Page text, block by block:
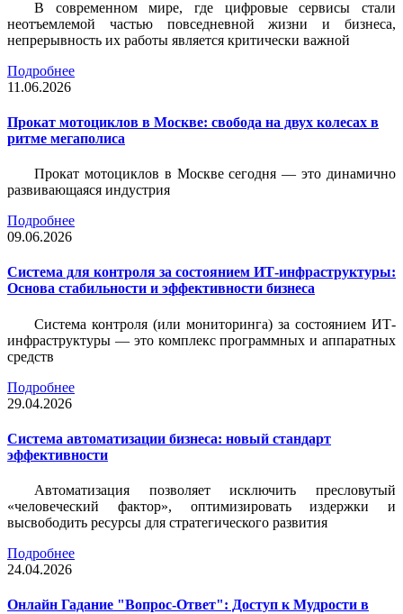
В современном мире, где цифровые сервисы стали
неотъемлемой частью повседневной жизни и бизнеса,
непрерывность их работы является критически важной
Подробнее
11.06.2026
Прокат мотоциклов в Москве: свобода на двух колесах в
ритме мегаполиса
Прокат мотоциклов в Москве сегодня — это динамично
развивающаяся индустрия
Подробнее
09.06.2026
Система для контроля за состоянием ИТ-инфраструктуры:
Основа стабильности и эффективности бизнеса
Система контроля (или мониторинга) за состоянием ИТ-
инфраструктуры — это комплекс программных и аппаратных
средств
Подробнее
29.04.2026
Система автоматизации бизнеса: новый стандарт
эффективности
Автоматизация позволяет исключить пресловутый
«человеческий фактор», оптимизировать издержки и
высвободить ресурсы для стратегического развития
Подробнее
24.04.2026
Онлайн Гадание "Вопрос-Ответ": Доступ к Мудрости в